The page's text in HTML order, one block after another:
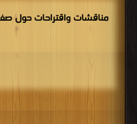
مناقشات واقتراحات حول